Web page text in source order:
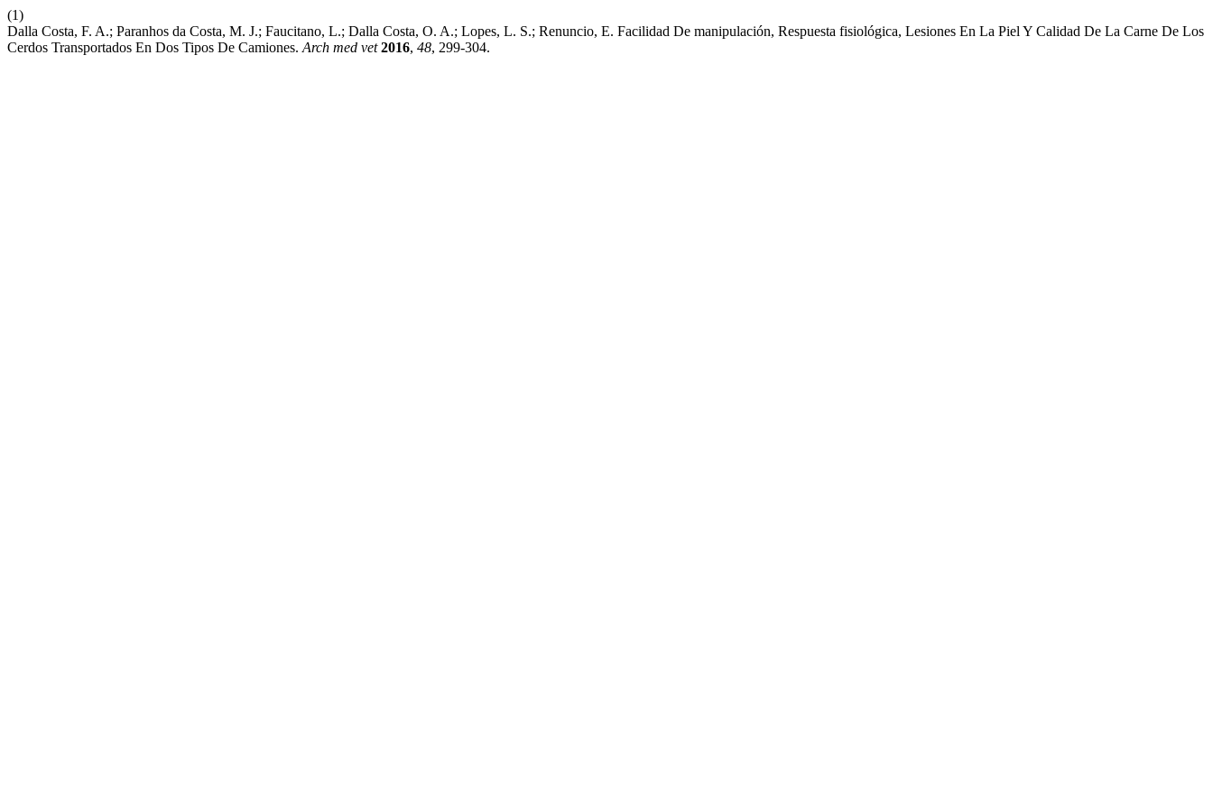
(1)
Dalla Costa, F. A.; Paranhos da Costa, M. J.; Faucitano, L.; Dalla Costa, O. A.; Lopes, L. S.; Renuncio, E. Facilidad De manipulación, Respuesta fisiológica, Lesiones En La Piel Y Calidad De La Carne De Los
Cerdos Transportados En Dos Tipos De Camiones. Arch med vet 2016, 48, 299-304.